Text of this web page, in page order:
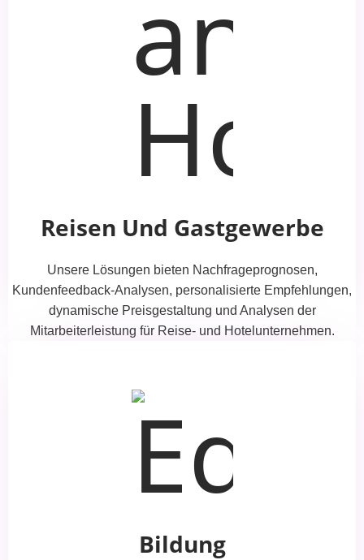
Reisen Und Gastgewerbe
Unsere Lösungen bieten Nachfrageprognosen,
Kundenfeedback-Analysen, personalisierte Empfehlungen,
dynamische Preisgestaltung und Analysen der
Mitarbeiterleistung für Reise- und Hotelunternehmen.
Bildung